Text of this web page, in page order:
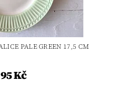
PALE GREEN 17,5 CM
Kč